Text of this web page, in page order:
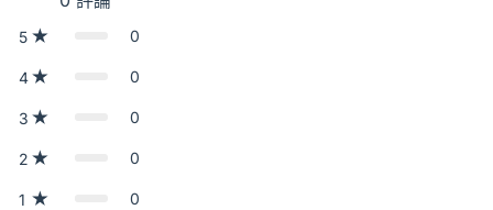
5 0
4 0
3 0
2 0
1 0